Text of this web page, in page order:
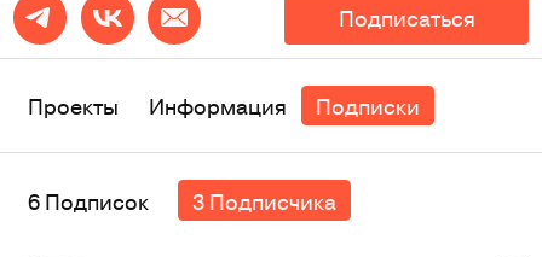
Подписаться
Проекты Информация Подписки
6 Подписок 3 Подписчика